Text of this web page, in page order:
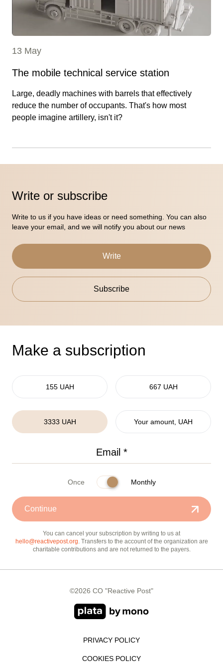
13 May
The mobile technical service station
Large, deadly machines with barrels that effectively
reduce the number of occupants. That's how most
people imagine artillery, isn't it?
Write or subscribe
Write to us if you have ideas or need something. You can also
leave your email, and we will notify you about our news
Write
Subscribe
Make a subscription
155 UAH 667 UAH
3333 UAH Your amount, UAH
Once Monthly
Continue
You can cancel your subscription by writing to us at
hello@reactivepost.org. Transfers to the account of the organization are
charitable contributions and are not returned to the payers.
©2026 CO "Reactive Post"
PRIVACY POLICY
COOKIES POLICY